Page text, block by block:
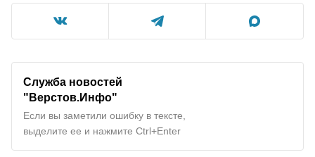
Служба новостей
"Верстов.Инфо"
Если вы заметили ошибку в тексте,
выделите ее и нажмите Ctrl+Enter